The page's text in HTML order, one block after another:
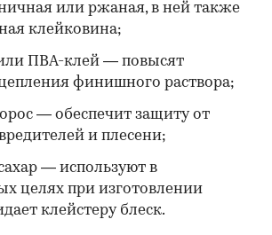
или ржаная, в ней также
клейковина;
ПВА-клей — повысят
финишного раствора;
— обеспечит защиту от
и плесени;
— используют в
целях при изготовлении
клейстеру блеск.